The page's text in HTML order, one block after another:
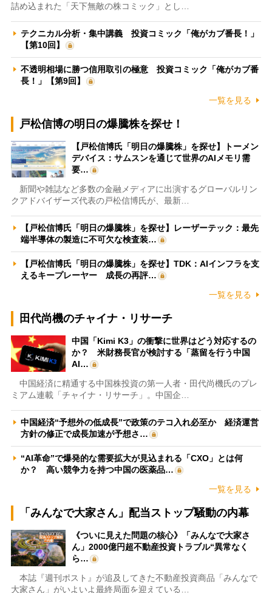
詰め込まれた「天下無敵の株コミック」とし…
テクニカル分析・集中講義 投資コミック「俺がカブ番長！」
【第10回】
不透明相場に勝つ信用取引の極意 投資コミック「俺がカブ番
長！」【第9回】
一覧を見る
戸松信博の明日の爆騰株を探せ！
【戸松信博氏「明日の爆騰株」を探せ】トーメン
デバイス：サムスンを通じて世界のAIメモリ需
要…
新聞や雑誌など多数の金融メディアに出演するグローバルリン
クアドバイザーズ代表の戸松信博氏が、最新…
【戸松信博氏「明日の爆騰株」を探せ】レーザーテック：最先
端半導体の製造に不可欠な検査装…
【戸松信博氏「明日の爆騰株」を探せ】TDK：AIインフラを支
えるキープレーヤー 成長の再評…
一覧を見る
田代尚機のチャイナ・リサーチ
中国「Kimi K3」の衝撃に世界はどう対応するの
か？ 米財務長官が検討する「蒸留を行う中国
AI…
中国経済に精通する中国株投資の第一人者・田代尚機氏のプレ
ミアム連載「チャイナ・リサーチ」。中国企…
中国経済“予想外の低成長”で政策のテコ入れ必至か 経済運営
方針の修正で成長加速が予想さ…
“AI革命”で爆発的な需要拡大が見込まれる「CXO」とは何
か？ 高い競争力を持つ中国の医薬品…
一覧を見る
「みんなで大家さん」配当ストップ騒動の内幕
《ついに見えた問題の核心》「みんなで大家さ
ん」2000億円超不動産投資トラブル“異常なく
ら…
本誌『週刊ポスト』が追及してきた不動産投資商品「みんなで
大家さん」がいよいよ最終局面を迎えている…